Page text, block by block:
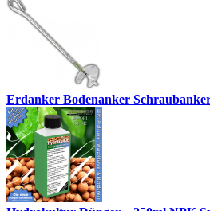
Erdanker Bodenanker